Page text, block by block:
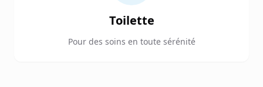
Toilette
Pour des soins en toute sérénité